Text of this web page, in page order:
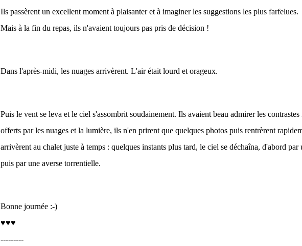
Ils passèrent un excellent moment à plaisanter et à imaginer les suggestions les plus farfelues.
Mais à la fin du repas, ils n'avaient toujours pas pris de décision !
Dans l'après-midi, les nuages ​​arrivèrent. L'air était lourd et orageux.
Puis le vent se leva et le ciel s'assombrit soudainement. Ils avaient beau admirer les
offerts par les nuages et la lumière, ils n'en prirent que quelques photos puis rentrèrent
arrivèrent au chalet juste à temps : quelques instants plus tard, le ciel se déchaîna, d'abord par
puis par une averse torrentielle.
Bonne journée :-)
♥♥♥
---------